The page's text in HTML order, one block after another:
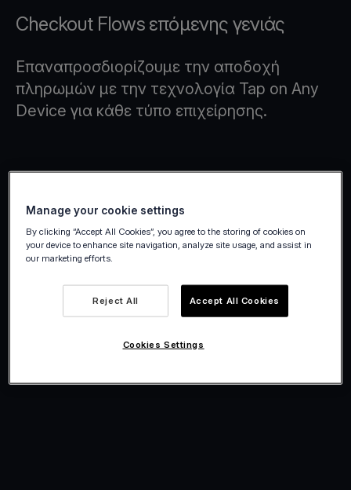
Checkout Flows επόμενης γενιάς
Επαναπροσδιορίζουμε την αποδοχή
πληρωμών με την τεχνολογία Tap on Any
Device για κάθε τύπο επιχείρησης.
Manage your cookie settings
By clicking “Accept All Cookies”, you agree to the storing of cookies on
your device to enhance site navigation, analyze site usage, and assist in
our marketing efforts.
Reject All Accept All Cookies
Cookies Settings